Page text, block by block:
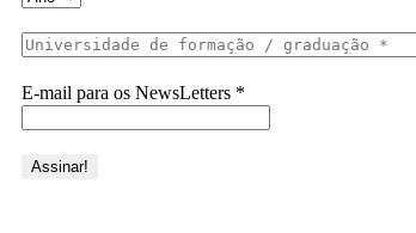
E-mail para os NewsLetters *